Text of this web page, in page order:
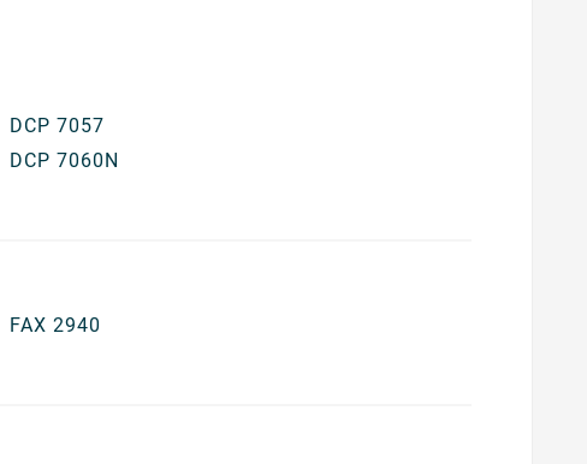
DCP 7057
DCP 7060N
FAX 2940